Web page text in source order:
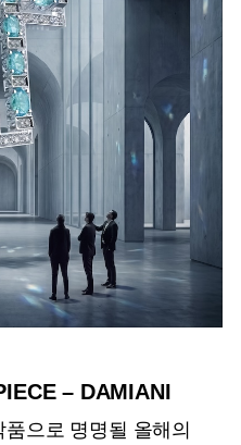
– DAMIANI
으로 명명될 올해의